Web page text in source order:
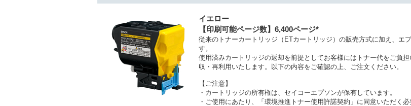
イエロー
【印刷可能ページ数】6,400ページ*
従来のトナーカートリッジ（ETカートリッジ）の販売方式に加え、エ
す。
使用済みカートリッジの返却を前提としてお客様にはトナー代をご負
収・再利用いたします。以下の内容をご確認の上、ご注文ください。
【ご注意】
・カートリッジの所有権は、セイコーエプソンが保有しています。
・ご使用にあたり、「環境推進トナー使用許諾契約」に同意いただく必